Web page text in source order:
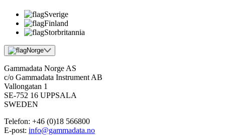
Sverige
Finland
Storbritannia
Norge
Gammadata Norge AS
c/o Gammadata Instrument AB
Vallongatan 1
SE-752 16 UPPSALA
SWEDEN
Telefon: +46 (0)18 566800
E-post: info@gammadata.no